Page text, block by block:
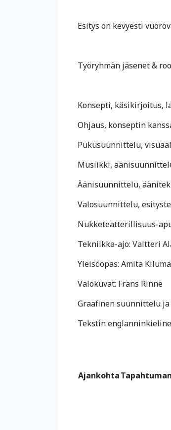
Esitys on kevyesti
Työryhmän jäsenet &
Konsepti, käsikirjoitus,
Ohjaus, konseptin
Pukusuunnittelu,
Musiikki,
Äänisuunnittelu,
Valosuunnittelu,
Nukketeatterillisuus-
Tekniikka-ajo: Valtteri
Yleisöopas: Amita
Valokuvat: Frans Rinne
Graafinen suunnittelu ja
Tekstin
Ajankohta